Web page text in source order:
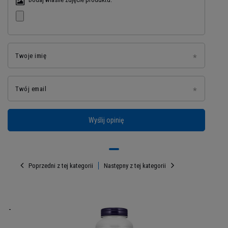
Twoje imię
Twój email
Wyślij opinię
Poprzedni z tej kategorii
-
Następny z tej kategorii